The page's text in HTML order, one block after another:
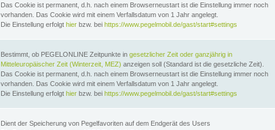
Das Cookie ist permanent, d.h. nach einem Browserneustart ist die Einstellung immer noch
vorhanden. Das Cookie wird mit einem Verfallsdatum von 1 Jahr angelegt.
Die Einstellung erfolgt hier bzw. bei https://www.pegelmobil.de/gast/start#settings
Bestimmt, ob PEGELONLINE Zeitpunkte in gesetzlicher Zeit oder ganzjährig in
Mitteleuropäischer Zeit (Winterzeit, MEZ) anzeigen soll (Standard ist die gesetzliche Zeit).
Das Cookie ist permanent, d.h. nach einem Browserneustart ist die Einstellung immer noch
vorhanden. Das Cookie wird mit einem Verfallsdatum von 1 Jahr angelegt.
Die Einstellung erfolgt hier bzw. bei https://www.pegelmobil.de/gast/start#settings
Dient der Speicherung von Pegelfavoriten auf dem Endgerät des Users